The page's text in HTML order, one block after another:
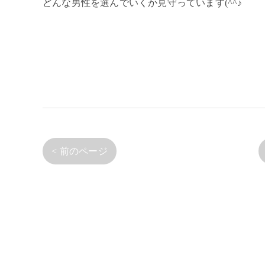
どんな男性を選んでいくか見守っています(^^♪
< 前のページ